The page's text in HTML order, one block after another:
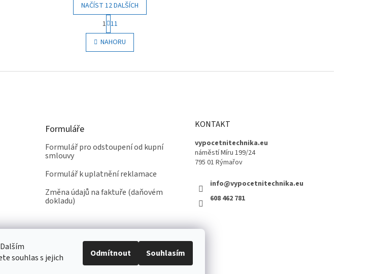
souhlas s jejich
Odmítnout Souhlasím
O
v
l
y
v
p
s
NAČÍST 12 DALŠÍCH
S
t
r
á
n
o
1 11
NAHORU
Formuláře
Formulář pro odstoupení od kupní
smlouvy
Formulář k uplatnění reklamace
Změna údajů na faktuře (daňovém
dokladu)
KONTAKT
vypocetnitechnika.eu
náměstí Míru 199/24
795 01 Rýmařov
info@vypocetnitechnika.eu
608 462 781